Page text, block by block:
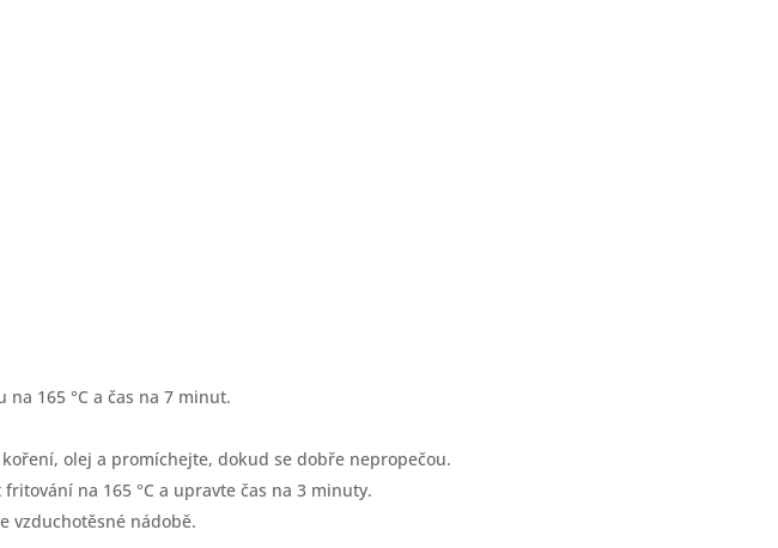
165 °C a čas na 7 minut.
olej a promíchejte, dokud se dobře nepropečou.
na 165 °C a upravte čas na 3 minuty.
vzduchotěsné nádobě.